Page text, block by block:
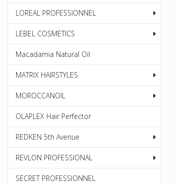
LOREAL PROFESSIONNEL
LEBEL COSMETICS
Macadamia Natural Oil
MATRIX HAIRSTYLES
MOROCCANOIL
OLAPLEX Hair Perfector
REDKEN 5th Avenue
REVLON PROFESSIONAL
SECRET PROFESSIONNEL